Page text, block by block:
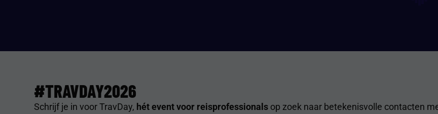
#TRAVDAY2026
Schrijf je in voor TravDay, hét event voor reisprofessionals op zoek naar betekenisvolle contacten